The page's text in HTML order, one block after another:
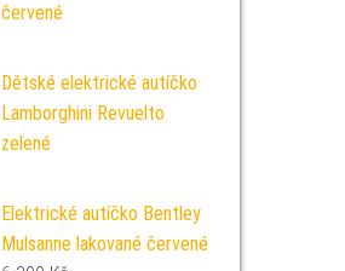
červené
Dětské elektrické autíčko
Lamborghini Revuelto
zelené
Elektrické autíčko Bentley
Mulsanne lakované červené